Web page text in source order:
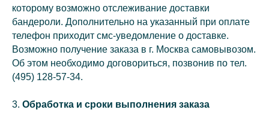
которому возможно отслеживание доставки
бандероли. Дополнительно на указанный при оплате
телефон приходит смс-уведомление о доставке.
Возможно получение заказа в г. Москва самовывозом.
Об этом необходимо договориться, позвонив по тел.
(495) 128-57-34.
3. Обработка и сроки выполнения заказа